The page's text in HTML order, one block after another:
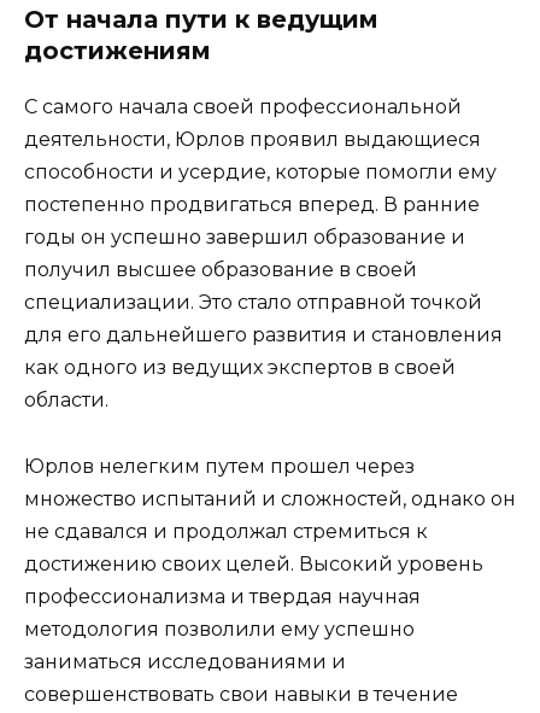
От начала пути к ведущим
достижениям
С самого начала своей профессиональной
деятельности, Юрлов проявил выдающиеся
способности и усердие, которые помогли ему
постепенно продвигаться вперед. В ранние
годы он успешно завершил образование и
получил высшее образование в своей
специализации. Это стало отправной точкой
для его дальнейшего развития и становления
как одного из ведущих экспертов в своей
области.
Юрлов нелегким путем прошел через
множество испытаний и сложностей, однако он
не сдавался и продолжал стремиться к
достижению своих целей. Высокий уровень
профессионализма и твердая научная
методология позволили ему успешно
заниматься исследованиями и
совершенствовать свои навыки в течение